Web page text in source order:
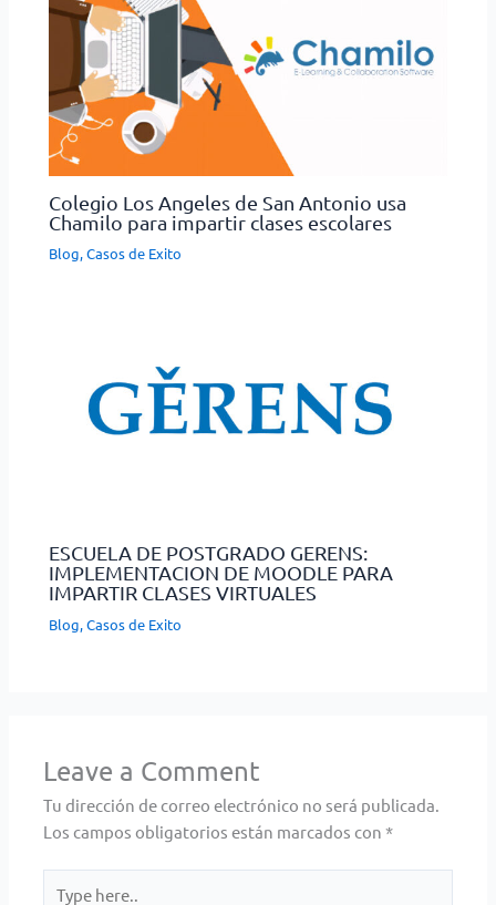
Colegio Los Angeles de San Antonio usa
Chamilo para impartir clases escolares
Blog,Casos de Exito
ESCUELA DE POSTGRADO GERENS:
IMPLEMENTACION DE MOODLE PARA
IMPARTIR CLASES VIRTUALES
Blog,Casos de Exito
Leave a Comment
Tu dirección de correo electrónico no será publicada.
Los campos obligatorios están marcados con*